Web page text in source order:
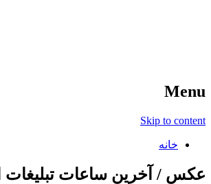
Menu
Skip to content
خانه
عکس / آخرین ساعات تبلیغات